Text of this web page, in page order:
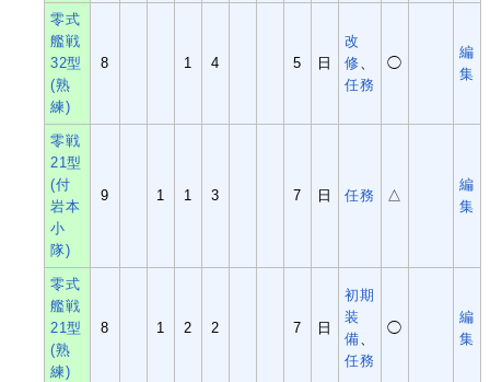
零式
艦戦
32型
(熟
練)
8 1 4 5 日
改
修、
任務
◯
編
集
零戦
21型
(付
岩本
小
隊)
9 1 1 3 7 日 任務 △
編
集
零式
艦戦
21型
(熟
練)
8 1 2 2 7 日
初期
装
備、
任務
◯
編
集